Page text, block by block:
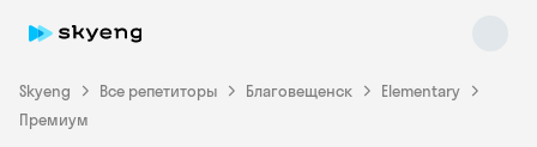
Skyeng Все репетиторы Благовещенск
Elementary
Премиум